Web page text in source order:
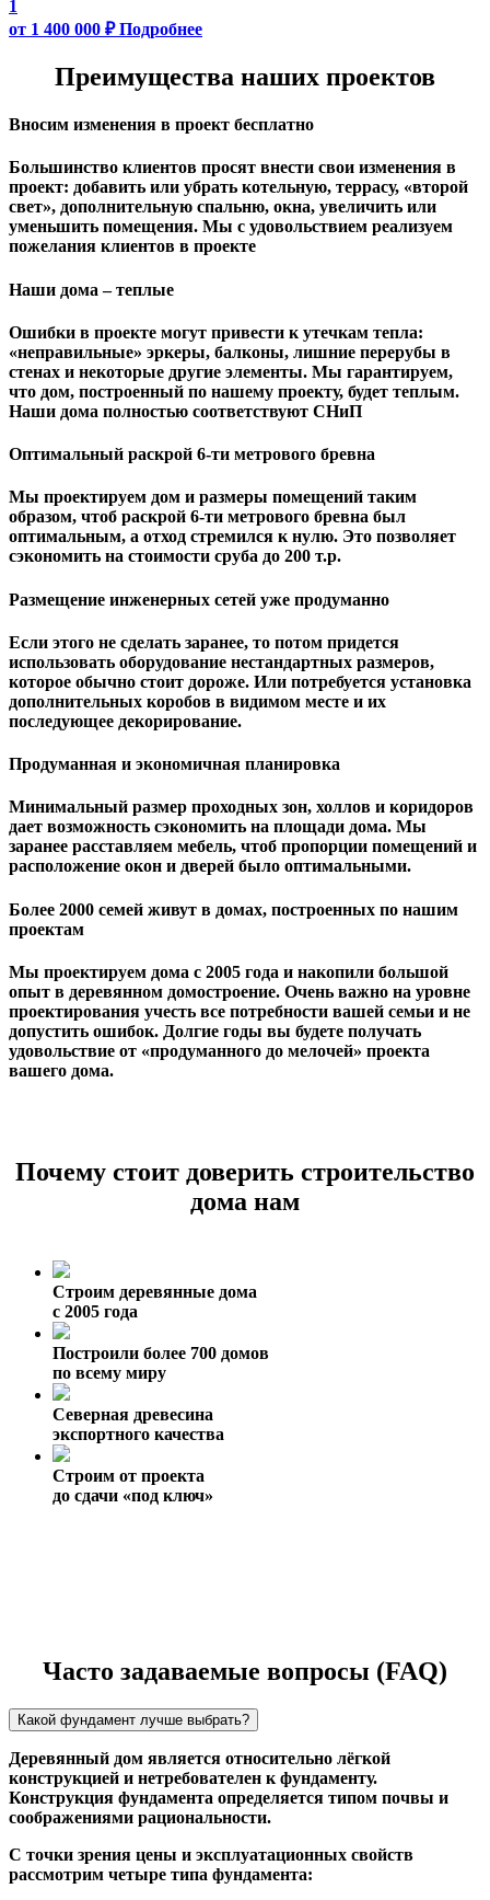
1
от 1 400 000 ₽ Подробнее
Преимущества наших проектов
Вносим изменения в проект бесплатно
Большинство клиентов просят внести свои изменения в
проект: добавить или убрать котельную, террасу, «второй
свет», дополнительную спальню, окна, увеличить или
уменьшить помещения. Мы с удовольствием реализуем
пожелания клиентов в проекте
Наши дома – теплые
Ошибки в проекте могут привести к утечкам тепла:
«неправильные» эркеры, балконы, лишние перерубы в
стенах и некоторые другие элементы. Мы гарантируем,
чтo дом, построенный по нашему проекту, будет теплым.
Наши дома полностью соответствуют СНиП
Оптимальный раскрой 6-ти метрового бревна
Мы проектируем дом и размеры помещений таким
образом, чтоб раскрой 6-ти метрового бревна был
оптимальным, а отход стремился к нулю. Это позволяет
сэкономить на стоимости сруба до 200 т.р.
Размещение инженерных сетей уже продуманно
Если этого не сделать заранее, то потом придется
использовать оборудование нестандартных размеров,
которое обычно стоит дороже. Или потребуется установка
дополнительных коробов в видимом месте и их
последующее декорирование.
Продуманная и экономичная планировка
Минимальный размер проходных зон, холлов и коридоров
дает возможность сэкономить на площади дома. Мы
заранее расставляем мебель, чтоб пропорции помещений и
расположение окон и дверей было оптимальными.
Более 2000 семей живут в домах, построенных по нашим
проектам
Мы проектируем дома с 2005 года и накопили большой
опыт в деревянном домостроение. Очень важно на уровне
проектирования учесть все потребности вашей семьи и не
допустить ошибок. Долгие годы вы будете получать
удовольствие от «продуманного до мелочей» проекта
вашего дома.
Почему стоит доверить строительство
дома нам
Строим деревянные дома
с 2005 года
Построили более 700 домов
по всему миру
Северная древесина
экспортного качества
Строим от проекта
до сдачи «под ключ»
Часто задаваемые вопросы (FAQ)
Какой фундамент лучше выбрать?
Деревянный дом является относительно лёгкой
конструкцией и нетребователен к фундаменту.
Конструкция фундамента определяется типом почвы и
соображениями рациональности.
С точки зрения цены и эксплуатационных свойств
рассмотрим четыре типа фундамента: